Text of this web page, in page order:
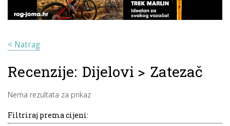
< Natrag
Recenzije: Dijelovi > Zatezač
Nema rezultata za prikaz
Filtriraj prema cijeni: